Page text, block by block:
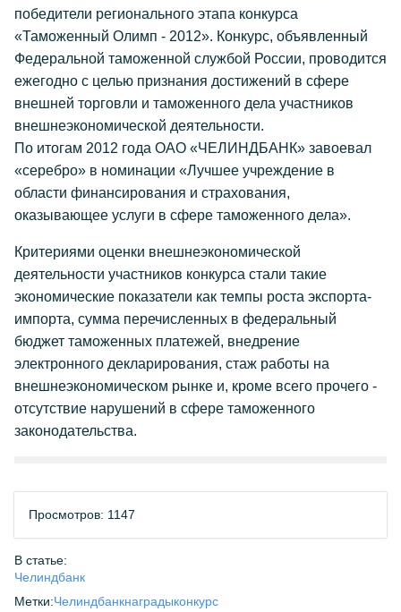
победители регионального этапа конкурса
«Таможенный Олимп - 2012». Конкурс, объявленный
Федеральной таможенной службой России, проводится
ежегодно с целью признания достижений в сфере
внешней торговли и таможенного дела участников
внешнеэкономической деятельности.
По итогам 2012 года ОАО «ЧЕЛИНДБАНК» завоевал
«серебро» в номинации «Лучшее учреждение в
области финансирования и страхования,
оказывающее услуги в сфере таможенного дела».
Критериями оценки внешнеэкономической
деятельности участников конкурса стали такие
экономические показатели как темпы роста экспорта-
импорта, сумма перечисленных в федеральный
бюджет таможенных платежей, внедрение
электронного декларирования, стаж работы на
внешнеэкономическом рынке и, кроме всего прочего -
отсутствие нарушений в сфере таможенного
законодательства.
Просмотров: 1147
В статье:
Челиндбанк
Метки:Челиндбанкнаградыконкурс